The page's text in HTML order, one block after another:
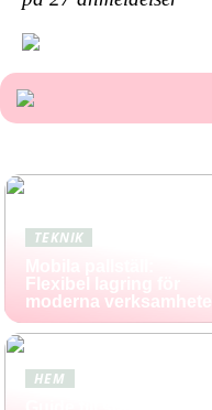
TEKNIK
Flexibel lagring för
moderna verksamheter
HEM